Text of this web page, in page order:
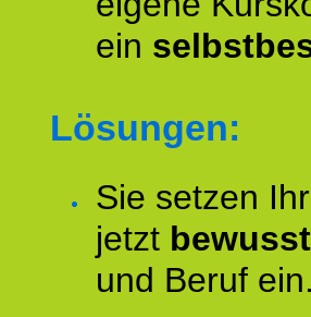
ein
Lösungen:
Sie setzen
jetzt bewusst
und Beruf ein.